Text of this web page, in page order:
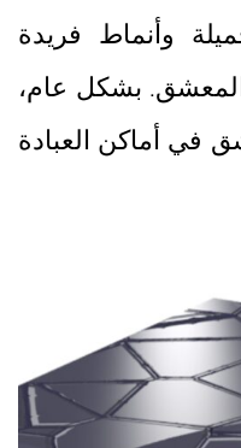
وأنماط فريدة
بشكل عام،
في أماكن العبادة